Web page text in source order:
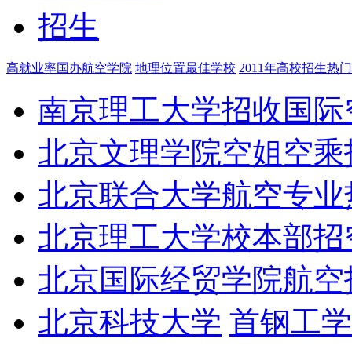
高就业率国办航空学院 地理位置最佳学校 2011年高校招生热
南京理工大学招收国际
北京文理学院空姐空乘
北京联合大学航空专业
北京理工大学校本部招
北京国际经贸学院航空
北京科技大学 首钢工